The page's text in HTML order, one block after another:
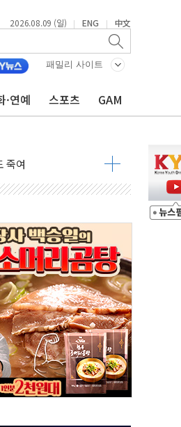
2026.08.09 (일) | ENG | 中文
패밀리 사이트
·연예 스포츠 GAM
vs 鄭 44.53%
鄭 44.40%
래 44.40%
송영길 5.83%
송영길 7.76%
길"
판 셈법
통업계 양극화 심화
참석